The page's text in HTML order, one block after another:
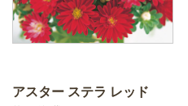
アスター ステラ レッド